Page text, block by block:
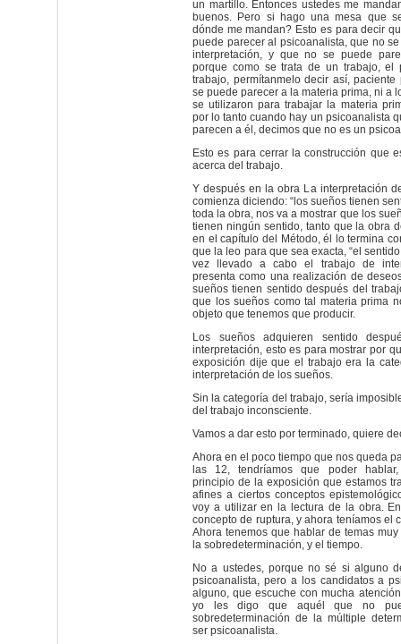
un martillo. Entonces ustedes me
buenos. Pero si hago una mesa que
dónde me mandan? Esto es para decir
puede parecer al psicoanalista, que no
interpretación, y que no se puede
porque como se trata de un trabajo, el
trabajo, permítanmelo decir así, paciente
se puede parecer a la materia prima, ni a
se utilizaron para trabajar la materia
por lo tanto cuando hay un psicoanalista
parecen a él, decimos que no es un
Esto es para cerrar la construcción que
acerca del trabajo.
Y después en la obra La interpretación
comienza diciendo: “los sueños tienen
toda la obra, nos va a mostrar que los
tienen ningún sentido, tanto que la obra
en el capítulo del Método, él lo termina
que la leo para que sea exacta, “el
vez llevado a cabo el trabajo de
presenta como una realización de
sueños tienen sentido después del
que los sueños como tal materia prima
objeto que tenemos que producir.
Los sueños adquieren sentido
interpretación, esto es para mostrar por
exposición dije que el trabajo era la
interpretación de los sueños.
Sin la categoría del trabajo, sería
del trabajo inconsciente.
Vamos a dar esto por terminado, quiere
Ahora en el poco tiempo que nos queda
las 12, tendríamos que poder
principio de la exposición que estamos
afines a ciertos conceptos
voy a utilizar en la lectura de la obra.
concepto de ruptura, y ahora teníamos el
Ahora tenemos que hablar de temas
la sobredeterminación, y el tiempo.
No a ustedes, porque no sé si alguno
psicoanalista, pero a los candidatos a
alguno, que escuche con mucha
yo les digo que aquél que no
sobredeterminación de la múltiple
ser psicoanalista.